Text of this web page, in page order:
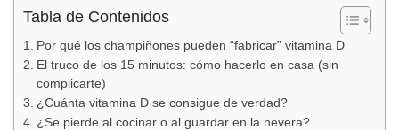
Tabla de Contenidos
Por qué los champiñones pueden “fabricar” vitamina D
El truco de los 15 minutos: cómo hacerlo en casa (sin
complicarte)
¿Cuánta vitamina D se consigue de verdad?
¿Se pierde al cocinar o al guardar en la nevera?